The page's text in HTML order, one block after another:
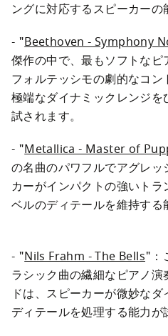
ングに対応するスピーカーの
- "Beethoven - Symphony
傑作の中で、最もソフトな
フォルテッシモの劇的なコ
極端なダイナミックレンジ
試されます。
- "Metallica - Master of
の名曲のパワフルでアグレ
カーがインパクトの強いト
ベルのディテールを維持する
- "Nils Frahm - The Bells"：
ラシック曲の繊細なピアノ
ドは、スピーカーが微妙な
ディテールを処理する能力が